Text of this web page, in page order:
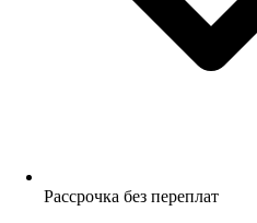
Рассрочка без переплат